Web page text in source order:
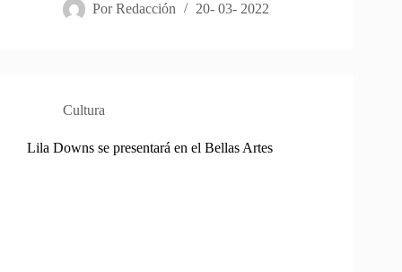
Por Redacción 20- 03- 2022
Cultura
Lila Downs se presentará en el Bellas Artes